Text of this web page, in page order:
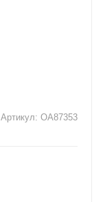
Артикул: OA87353